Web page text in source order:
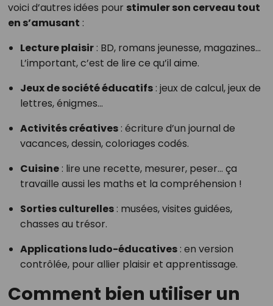
voici d’autres idées pour stimuler son cerveau tout
en s’amusant :
Lecture plaisir: BD, romans jeunesse, magazines…
L’important, c’est de lire ce qu’il aime.
Jeux de société éducatifs: jeux de calcul, jeux de
lettres, énigmes…
Activités créatives: écriture d’un journal de
vacances, dessin, coloriages codés.
Cuisine: lire une recette, mesurer, peser… ça
travaille aussi les maths et la compréhension !
Sorties culturelles: musées, visites guidées,
chasses au trésor.
Applications ludo-éducatives: en version
contrôlée, pour allier plaisir et apprentissage.
Comment bien utiliser un